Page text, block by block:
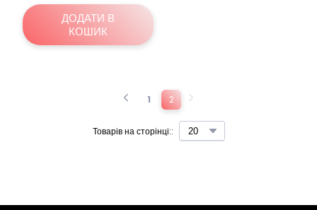
ДОДАТИ В
КОШИК
Товарів на сторінці::
1 2